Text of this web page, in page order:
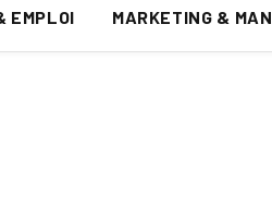
EMPLOI MARKETING &